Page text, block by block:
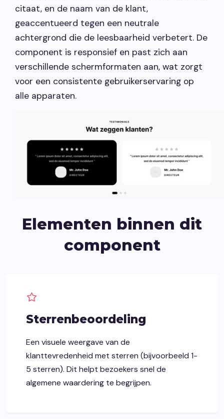
citaat, en de naam van de klant,
geaccentueerd tegen een neutrale
achtergrond die de leesbaarheid verbetert. De
component is responsief en past zich aan
verschillende schermformaten aan, wat zorgt
voor een consistente gebruikerservaring op
alle apparaten.
Elementen binnen dit
component
Sterrenbeoordeling
Een visuele weergave van de
klanttevredenheid met sterren (bijvoorbeeld 1-
5 sterren). Dit helpt bezoekers snel de
algemene waardering te begrijpen.